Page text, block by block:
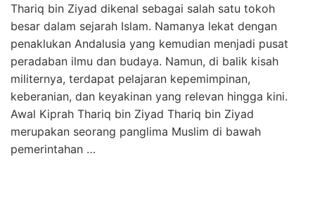
Thariq bin Ziyad dikenal sebagai salah satu tokoh
besar dalam sejarah Islam. Namanya lekat dengan
penaklukan Andalusia yang kemudian menjadi pusat
peradaban ilmu dan budaya. Namun, di balik kisah
militernya, terdapat pelajaran kepemimpinan,
keberanian, dan keyakinan yang relevan hingga kini.
Awal Kiprah Thariq bin Ziyad Thariq bin Ziyad
merupakan seorang panglima Muslim di bawah
pemerintahan …